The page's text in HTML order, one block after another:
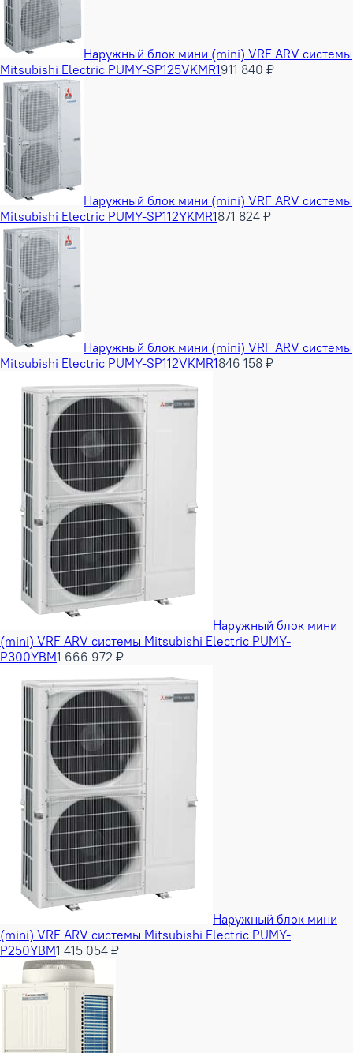
Наружный блок мини (mini) VRF ARV системы
Mitsubishi Electric PUMY-SP125VKMR1911 840 ₽
Наружный блок мини (mini) VRF ARV системы
Mitsubishi Electric PUMY-SP112YKMR1871 824 ₽
Наружный блок мини (mini) VRF ARV системы
Mitsubishi Electric PUMY-SP112VKMR1846 158 ₽
Наружный блок мини
(mini) VRF ARV системы Mitsubishi Electric PUMY-
P300YBM1 666 972 ₽
Наружный блок мини
(mini) VRF ARV системы Mitsubishi Electric PUMY-
P250YBM1 415 054 ₽